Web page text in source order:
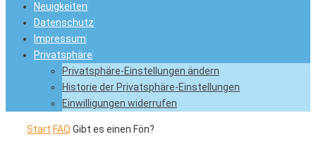
Neuigkeiten
Datenschutz
Impressum
Privatsphäre
Privatsphäre-Einstellungen ändern
Historie der Privatsphäre-Einstellungen
Einwilligungen widerrufen
Start FAQ Gibt es einen Fön?